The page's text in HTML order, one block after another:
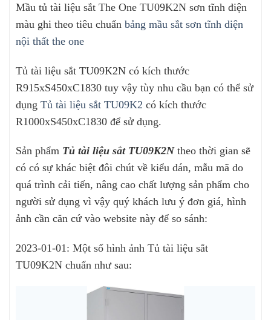
Mầu tủ tài liệu sắt The One TU09K2N sơn tĩnh điện
màu ghi theo tiêu chuẩn bảng mầu sắt sơn tĩnh diện
nội thất the one
Tủ tài liệu sắt TU09K2N có kích thước
R915xS450xC1830 tuy vậy tùy nhu cầu bạn có thể sử
dụng Tủ tài liệu sắt TU09K2 có kích thước
R1000xS450xC1830 để sử dụng.
Sản phẩm Tủ tài liệu sắt TU09K2N theo thời gian sẽ
có có sự khác biệt đôi chút về kiểu dán, mẫu mã do
quá trình cải tiến, nâng cao chất lượng sản phẩm cho
người sử dụng vì vậy quý khách lưu ý đơn giá, hình
ảnh cần căn cứ vào website này để so sánh:
2023-01-01: Một số hình ảnh Tủ tài liệu sắt
TU09K2N chuẩn như sau: